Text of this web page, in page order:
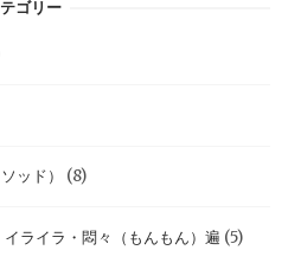
ゴリー
ッド） (8)
ライラ・悶々（もんもん）遍 (5)